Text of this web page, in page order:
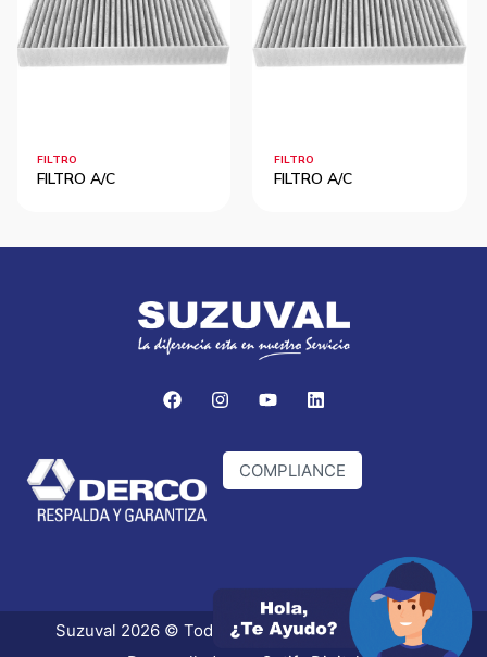
FILTRO
FILTRO A/C
FILTRO
FILTRO A/C
COMPLIANCE
Suzuval 2026 © Todos los derechos reservados.